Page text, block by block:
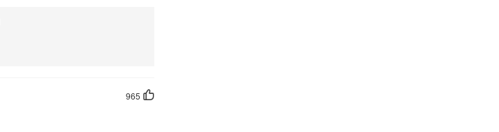
965